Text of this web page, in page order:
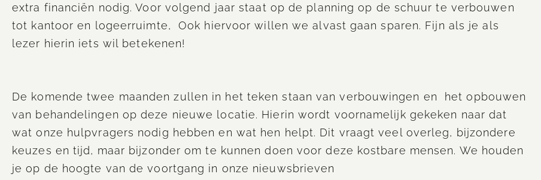
extra financiën nodig. Voor volgend jaar staat op de planning op de schuur te verbouwen
tot kantoor en logeerruimte, Ook hiervoor willen we alvast gaan sparen. Fijn als je als
lezer hierin iets wil betekenen!
De komende twee maanden zullen in het teken staan van verbouwingen en het opbouwen
van behandelingen op deze nieuwe locatie. Hierin wordt voornamelijk gekeken naar dat
wat onze hulpvragers nodig hebben en wat hen helpt. Dit vraagt veel overleg, bijzondere
keuzes en tijd, maar bijzonder om te kunnen doen voor deze kostbare mensen. We houden
je op de hoogte van de voortgang in onze nieuwsbrieven